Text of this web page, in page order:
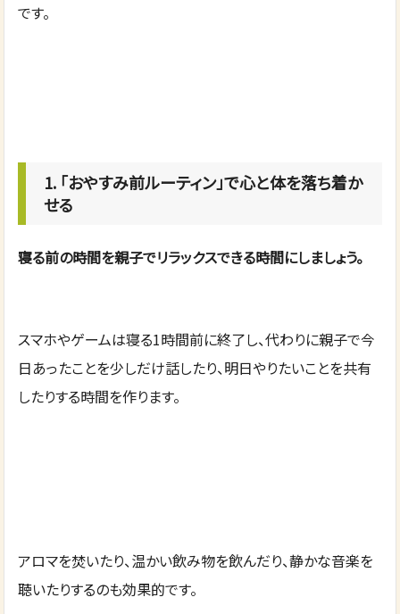
です。
1. 「おやすみ前ルーティン」で心と体を落ち着か
せる
寝る前の時間を親子でリラックスできる時間にしましょう。
スマホやゲームは寝る1時間前に終了し、代わりに親子で今
日あったことを少しだけ話したり、明日やりたいことを共有
したりする時間を作ります。
アロマを焚いたり、温かい飲み物を飲んだり、静かな音楽を
聴いたりするのも効果的です。